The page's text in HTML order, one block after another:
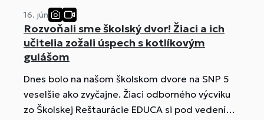
16. jún
Rozvoňali sme školský dvor! Žiaci a ich
učitelia zožali úspech s kotlíkovým
gulášom
Dnes bolo na našom školskom dvore na SNP 5
veselšie ako zvyčajne. Žiaci odborného výcviku
zo Školskej Reštaurácie EDUCA si pod vedením